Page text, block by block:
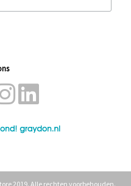
2019. Alle rechten voorbehouden.